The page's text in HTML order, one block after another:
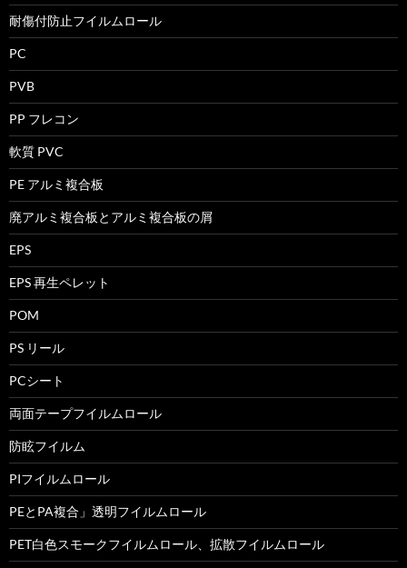
耐傷付防止フイルムロール
PC
PVB
PP フレコン
軟質 PVC
PE アルミ複合板
廃アルミ複合板とアルミ複合板の屑
EPS
EPS 再生ペレット
POM
PS リール
PCシート
両面テープフイルムロール
防眩フイルム
PIフイルムロール
PEとPA複合」透明フイルムロール
PET白色スモークフイルムロール、拡散フイルムロール